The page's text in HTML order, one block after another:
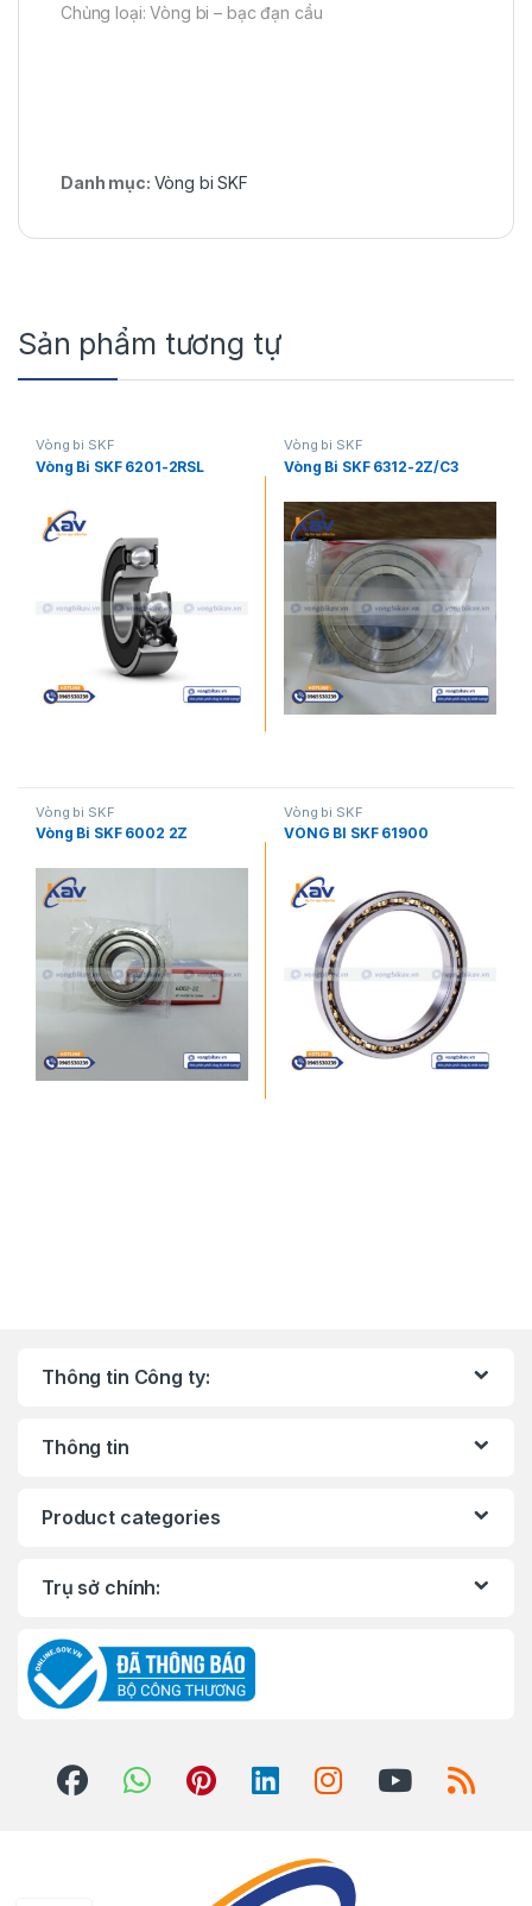
Chủng loại: Vòng bi – bạc đạn cầu
Danh mục: Vòng bi SKF
Sản phẩm tương tự
Vòng bi SKF
Vòng Bi SKF 6201-2RSL
Vòng bi SKF
Vòng Bi SKF 6312-2Z/C3
Vòng bi SKF
Vòng Bi SKF 6002 2Z
Vòng bi SKF
VÒNG BI SKF 61900
Thông tin Công ty:
Thông tin
Product categories
Trụ sở chính: